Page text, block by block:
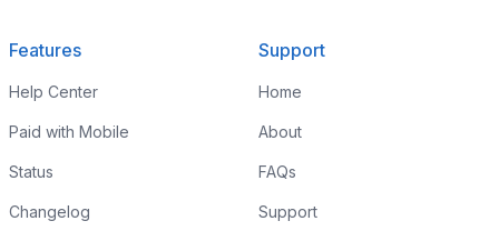
Features
Help Center
Paid with Mobile
Status
Changelog
Support
Home
About
FAQs
Support